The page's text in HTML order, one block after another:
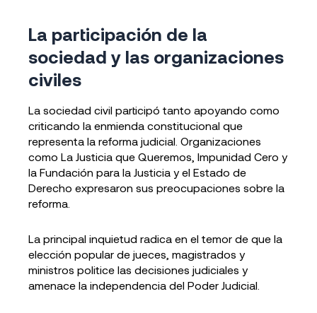
La participación de la
sociedad y las organizaciones
civiles
La sociedad civil participó tanto apoyando como
criticando la enmienda constitucional que
representa la reforma judicial. Organizaciones
como La Justicia que Queremos, Impunidad Cero y
la Fundación para la Justicia y el Estado de
Derecho expresaron sus preocupaciones sobre la
reforma.
La principal inquietud radica en el temor de que la
elección popular de jueces, magistrados y
ministros politice las decisiones judiciales y
amenace la independencia del Poder Judicial.